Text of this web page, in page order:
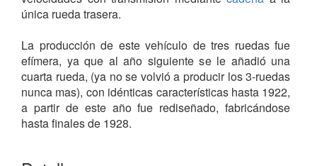
única rueda trasera.
La producción de este vehículo de tres ruedas fue
efímera, ya que al año siguiente se le añadió una
cuarta rueda, (ya no se volvió a producir los 3-ruedas
nunca mas), con idénticas características hasta 1922,
a partir de este año fue rediseñado, fabricándose
hasta finales de 1928.